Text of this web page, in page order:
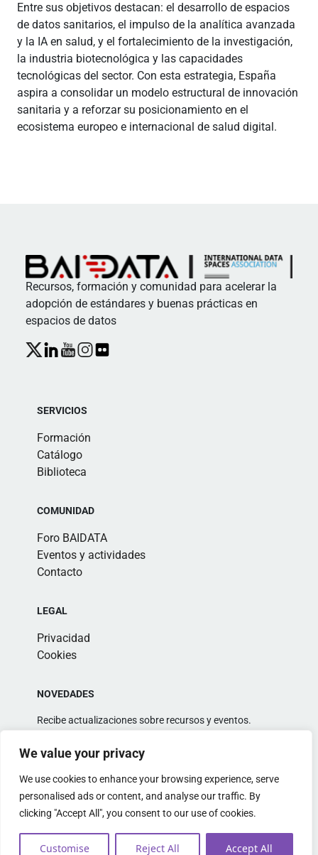
We value your privacy
We use cookies to enhance your browsing experience, serve
personalised ads or content, and analyse our traffic. By
clicking "Accept All", you consent to our use of cookies.
Customise Reject All Accept All
Entre sus objetivos destacan: el desarrollo de espacios
de datos sanitarios, el impulso de la analítica avanzada
y la IA en salud, y el fortalecimiento de la investigación,
la industria biotecnológica y las capacidades
tecnológicas del sector. Con esta estrategia, España
aspira a consolidar un modelo estructural de innovación
sanitaria y a reforzar su posicionamiento en el
ecosistema europeo e internacional de salud digital.
Recursos, formación y comunidad para acelerar la
adopción de estándares y buenas prácticas en
espacios de datos
SERVICIOS
Formación
Catálogo
Biblioteca
COMUNIDAD
Foro BAIDATA
Eventos y actividades
Contacto
LEGAL
Privacidad
Cookies
NOVEDADES
Recibe actualizaciones sobre recursos y eventos.